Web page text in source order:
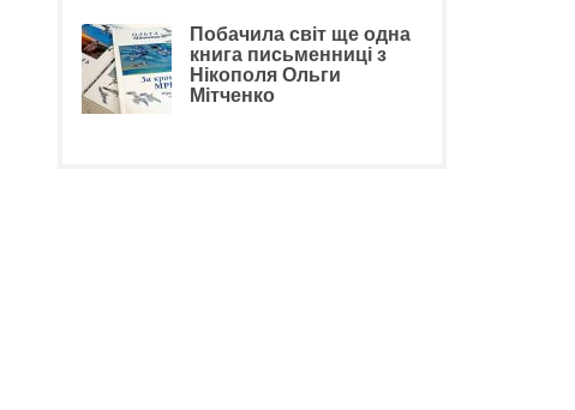
Побачила світ ще одна
книга письменниці з
Нікополя Ольги
Мітченко